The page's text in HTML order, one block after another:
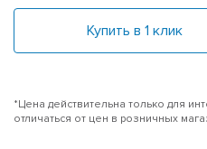
Купить в 1 клик
*Цена действительна только для
отличаться от цен в розничных